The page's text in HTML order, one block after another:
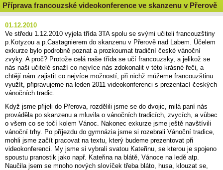
Příprava francouzské videokonference ve skanzenu v Přerově
01.12.2010
Ve středu 1.12.2010 vyjela třída 3TA spolu se svými učiteli francouzštiny
p.Kotyzou a p.Castagnierem do skanzenu v Přerově nad Labem. Účelem
exkurze bylo podrobně poznat a prozkoumat tradiční české vánoční
zvyky. A proč? Protože celá naše třída se učí francouzsky, a jelikož se
nás naši učitelé snaží co nejvíce nás zdokonalit v této krásné řeči, a
chtějí nám zajistit co nejvíce možností, při nichž můžeme francouzštinu
využít, připravujeme na leden 2011 videokonferenci s prezentací českých
vánočních tradic.
Když jsme přijeli do Přerova, rozdělili jsme se do dvojic, milá paní nás
prováděla po skanzenu a mluvila o vánočních tradicích, zvycích, a vůbec
o všem co se točí kolem Vánoc. Nakonec exkurze jsme ještě navštívili
vánoční trhy. Po příjezdu do gymnázia jsme si rozebrali Vánoční tradice,
mohli jsme začít pracovat na textu, který budeme prezentovat při
videokonferenci. My jsme si vybrali svatou Kateřinu, se kterou je spojeno
spoustu pranostik jako např. Kateřina na blátě, Vánoce na ledě atp.
Naučila jsem se mnoho nových slovíček třeba bláto, husa, klouzat se,